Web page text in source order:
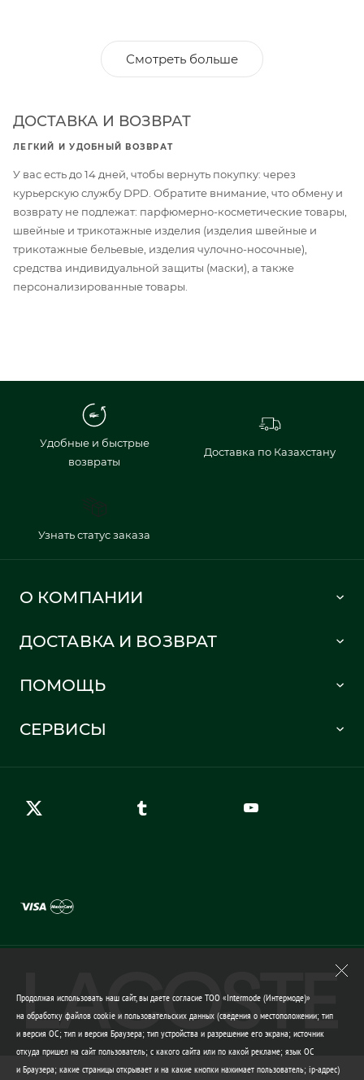
Смотреть больше
ДОСТАВКА И ВОЗВРАТ
ЛЕГКИЙ И УДОБНЫЙ ВОЗВРАТ
У вас есть до 14 дней, чтобы вернуть покупку: через
курьерскую службу DPD. Обратите внимание, что обмену и
возврату не подлежат: парфюмерно-косметические товары,
швейные и трикотажные изделия (изделия швейные и
трикотажные бельевые, изделия чулочно-носочные),
средства индивидуальной защиты (маски), а также
персонализированные товары.
Удобные и быстрые
возвраты
Доставка по Казахстану
Узнать статус заказа
О КОМПАНИИ
Политика в отношении обработки персональных данных
ДОСТАВКА И ВОЗВРАТ
Информация о доставке
Правила возврата
ПОМОЩЬ
Карта сайта
СЕРВИСЫ
Продолжая использовать наш сайт, вы даете согласие ТОО «Intermode (Интермоде)»
на обработку файлов cookie и пользовательских данных (сведения о местоположении; тип
и версия ОС; тип и версия Браузера; тип устройства и разрешение его экрана; источник
откуда пришел на сайт пользователь; с какого сайта или по какой рекламе; язык ОС
и Браузера; какие страницы открывает и на какие кнопки нажимает пользователь; ip-адрес)